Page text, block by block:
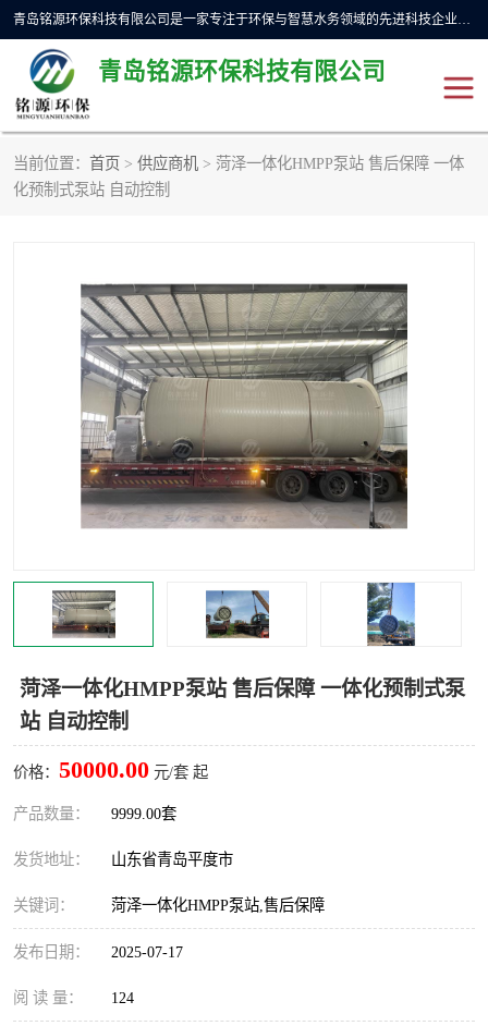
青岛铭源环保科技有限公司是一家专注于环保与智慧水务领域的先进科技企业，公司专注于云智能一体化预制泵站、水务循环利用、海绵城市、云智慧水务开发及新型环保技术研发等领域。铭源环保以为客户提供优质产品、专业技术服务为己任。为客户提供量身定制方案，提供多种配置方案满足实际使用要求。严控供货周期，并提供高标准后期维护。以环保为己任，视质量如生命，以技术做先导，靠诚信赢客户。
青岛铭源环保科技有限公司
当前位置： 首页 > 供应商机 > 菏泽一体化HMPP泵站 售后保障 一体
化预制式泵站 自动控制
菏泽一体化HMPP泵站 售后保障 一体化预制式泵
站 自动控制
价格： 50000.00 元/套 起
产品数量： 9999.00套
发货地址： 山东省青岛平度市
关键词： 菏泽一体化HMPP泵站,售后保障
发布日期： 2025-07-17
阅 读 量： 124
一体化HMPP泵站
下开式堰门 液动限流闸门
加压泵房/灌溉泵房 一体化预制泵站
不锈钢浮筒阀 真空冲洗装置
雨水收集回用装置 门式冲洗装置
智能一体化灌溉泵房 一体化污水处理泵房
一体化泵闸 柔性截污
真空冲洗设备
水平自清洗格栅